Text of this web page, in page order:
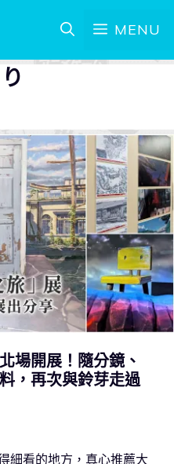
MENU
場開展！隨分鏡、
，再次與鈴芽走過
細看的地方，真心推薦大